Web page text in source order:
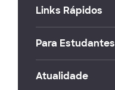
Links Rápidos
Para Estudantes
Atualidade